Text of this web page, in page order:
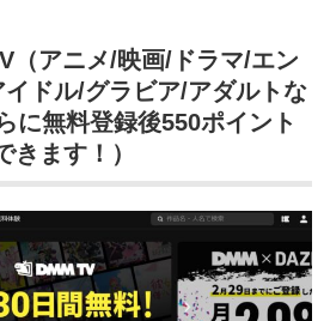
アニメ/映画/ドラマ/エン
ドル/グラビア/アダルトな
に無料登録後550ポイント
きます！）